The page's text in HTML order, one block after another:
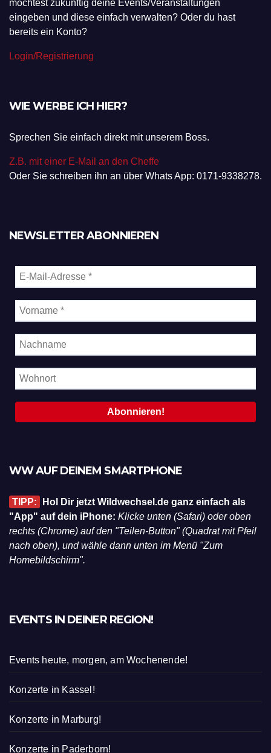
möchtest zukünftig deine Events/Veranstaltungen
eingeben und diese einfach verwalten? Oder du hast
bereits ein Konto?
Login/Registrierung
WIE WERBE ICH HIER?
Sprechen Sie einfach direkt mit unserem Boss.
Z.B. mit einer E-Mail an den Cheffe
Oder Sie schreiben ihn an über Whats App: 0171-9338278.
NEWSLETTER ABONNIEREN
WW AUF DEINEM SMARTPHONE
TIPP:
Hol Dir jetzt Wildwechsel.de ganz einfach als
"App" auf dein iPhone: Klicke unten (Safari) oder oben
rechts (Chrome) auf den "Teilen-Button" (Quadrat mit Pfeil
nach oben), und wähle dann unten im Menü "Zum
Homebildschirm".
EVENTS IN DEINER REGION!
Events heute, morgen, am Wochenende!
Konzerte in Kassel!
Konzerte in Marburg!
Konzerte in Paderborn!